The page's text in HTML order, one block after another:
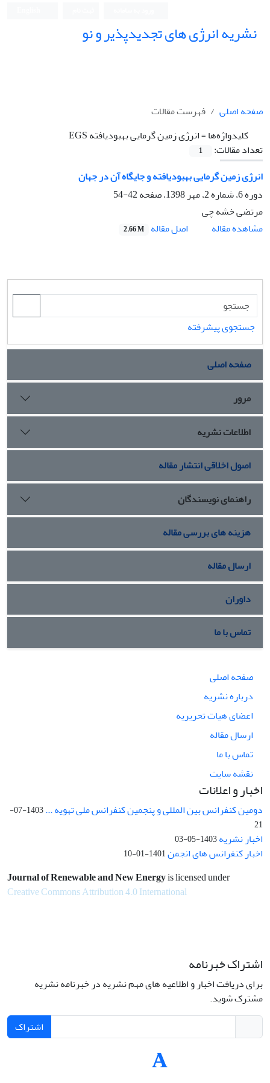
نشریه انرژی های تجدیدپذیر و نو
صفحه اصلی
فهرست مقالات
کلیدواژه‌ها =انرژی زمین گرمایی بهبودیافته EGS
تعداد مقالات:
1
انرژی زمین گرمایی بهبودیافته و جایگاه آن در جهان
دوره 6، شماره 2، مهر 1398، صفحه
42-54
مرتضی خشه چی
مشاهده مقاله
اصل مقاله 2.66 M
جستجوی پیشرفته
صفحه اصلی
مرور
اطلاعات نشریه
اصول اخلاقی انتشار مقاله
راهنمای نویسندگان
هزینه های بررسی مقاله
ارسال مقاله
داوران
تماس با ما
صفحه اصلی
درباره نشریه
اعضای هیات تحریریه
ارسال مقاله
تماس با ما
نقشه سایت
اخبار و اعلانات
دومین کنفرانس بین المللی و پنجمین کنفرانس ملی تهویه ...
1403-07-
21
اخبار نشریه1403-05-03
اخبار کنفرانس های انجمن1401-01-10
Journal of Renewable and New Energyis licensed under
Creative Commons Attribution 4.0 International
اشتراک خبرنامه
برای دریافت اخبار و اطلاعیه های مهم نشریه در خبرنامه نشریه
مشترک شوید.
اشتراک